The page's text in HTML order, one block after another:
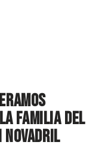
familia del
Novadril